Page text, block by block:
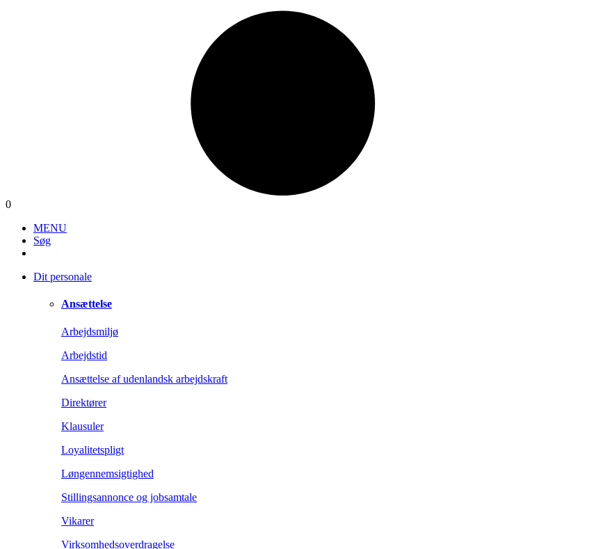
0
MENU
Søg
Dit personale
Ansættelse
Arbejdsmiljø
Arbejdstid
Ansættelse af udenlandsk arbejdskraft
Direktører
Klausuler
Loyalitetspligt
Løngennemsigtighed
Stillingsannonce og jobsamtale
Vikarer
Virksomhedsoverdragelse